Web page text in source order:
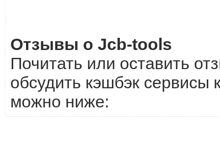
Отзывы о Jcb-tools
Почитать или оставить
обсудить кэшбэк сервисы
можно ниже: